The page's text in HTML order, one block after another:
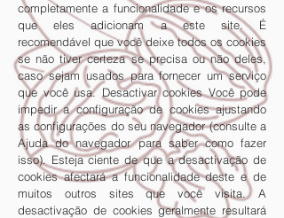
completamente a funcionalidade e os recursos
que eles adicionam a este site. É
recomendável que você deixe todos os cookies
se não tiver certeza se precisa ou não deles,
caso sejam usados ​​para fornecer um serviço
que você usa. Desactivar cookies Você pode
impedir a configuração de cookies ajustando
as configurações do seu navegador (consulte a
Ajuda do navegador para saber como fazer
isso). Esteja ciente de que a desactivação de
cookies afectará a funcionalidade deste e de
muitos outros sites que você visita. A
desactivação de cookies geralmente resultará